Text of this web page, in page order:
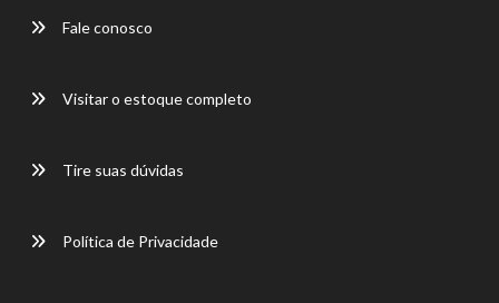
Fale conosco
Visitar o estoque completo
Tire suas dúvidas
Política de Privacidade